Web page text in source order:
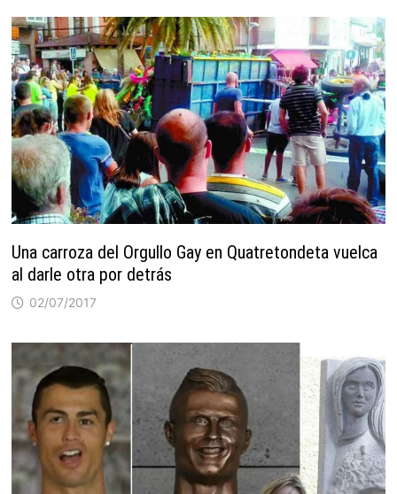
Una carroza del Orgullo Gay en Quatretondeta vuelca
al darle otra por detrás
02/07/2017